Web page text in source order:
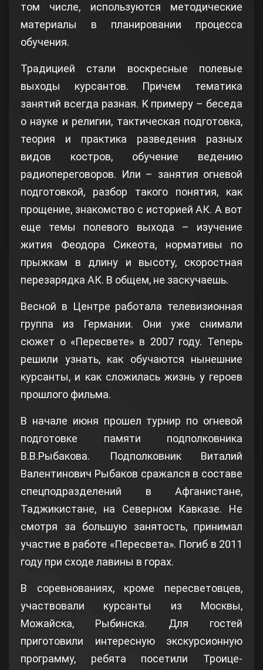
том числе, используются методические
материалы в планировании процесса
обучения.
Традицией стали воскресные полевые
выходы курсантов. Причем тематика
занятий всегда разная. К примеру – беседа
о науке и религии, тактическая подготовка,
теория и практика разведения разных
видов костров, обучение ведению
радиопереговоров. Или – занятия огневой
подготовкой, разбор такого понятия, как
прощение, знакомство с историей АК. А вот
еще темы полевого выхода – изучение
жития Феодора Сикеота, нормативы по
прыжкам в длину и высоту, скоростная
перезарядка АК. В общем, не заскучаешь.
Весной в Центре работала телевизионная
группа из Германии. Они уже снимали
сюжет о «Пересвете» в 2007 году. Теперь
решили узнать, как обучаются нынешние
курсанты, и как сложилась жизнь у героев
прошлого фильма.
В начале июня прошел турнир по огневой
подготовке памяти подполковника
В.В.Рыбакова. Подполковник Виталий
Валентинович Рыбаков сражался в составе
спецподразделений в Афганистане,
Таджикистане, на Северном Кавказе. Не
смотря за большую занятость, принимал
участие в работе «Пересвета». Погиб в 2011
году при сходе лавины в горах.
В соревнованиях, кроме пересветовцев,
участвовали курсанты из Москвы,
Можайска, Рыбинска. Для гостей
приготовили интересную экскурсионную
программу, ребята посетили Троице-